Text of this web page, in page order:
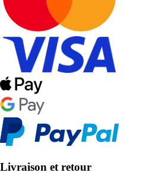
Livraison et retour